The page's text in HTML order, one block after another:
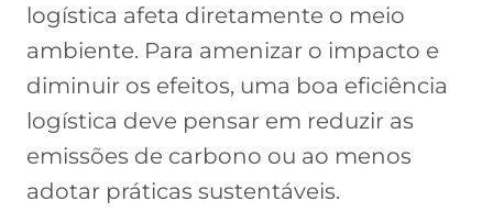
logística afeta diretamente o meio
ambiente. Para amenizar o impacto e
diminuir os efeitos, uma boa eficiência
logística deve pensar em reduzir as
emissões de carbono ou ao menos
adotar práticas sustentáveis.